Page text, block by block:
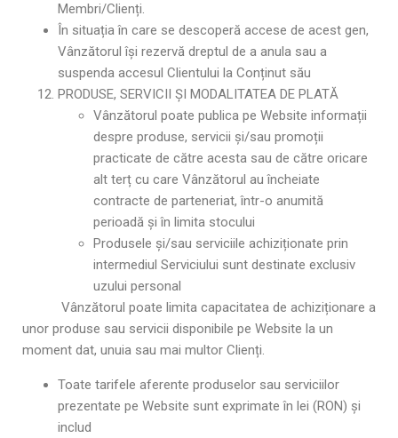
Membri/Clienți.
În situația în care se descoperă accese de acest gen,
Vânzătorul își rezervă dreptul de a anula sau a
suspenda accesul Clientului la Conținut său
PRODUSE, SERVICII ȘI MODALITATEA DE PLATĂ
Vânzătorul poate publica pe Website informații
despre produse, servicii și/sau promoții
practicate de către acesta sau de către oricare
alt terț cu care Vânzătorul au încheiate
contracte de parteneriat, într-o anumită
perioadă și în limita stocului
Produsele și/sau serviciile achiziționate prin
intermediul Serviciului sunt destinate exclusiv
uzului personal
Vânzătorul poate limita capacitatea de achiziționare a
unor produse sau servicii disponibile pe Website la un
moment dat, unuia sau mai multor Clienți.
Toate tarifele aferente produselor sau serviciilor
prezentate pe Website sunt exprimate în lei (RON) și
includ